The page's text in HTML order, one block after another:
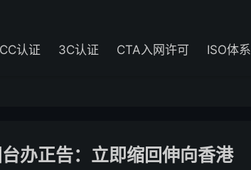
认证 3C认证 CTA入网许可 ISO体系
办正告：立即缩回伸向香港